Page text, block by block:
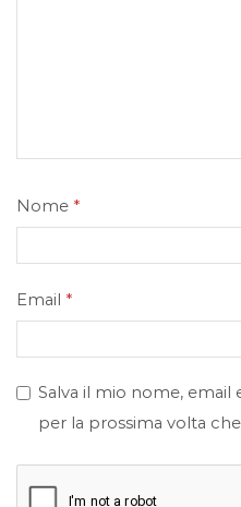
Nome *
Email *
Salva il mio nome,
per la prossima volta